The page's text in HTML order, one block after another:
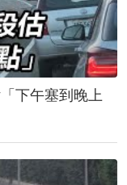
下午塞到晚上